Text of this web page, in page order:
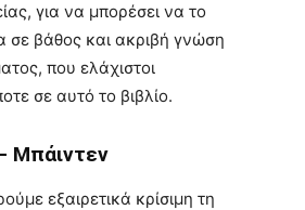
για να μπορέσει να το
σε βάθος και ακριβή γνώση
που ελάχιστοι
σε αυτό το βιβλίο.
Μπάιντεν
εξαιρετικά κρίσιμη τη